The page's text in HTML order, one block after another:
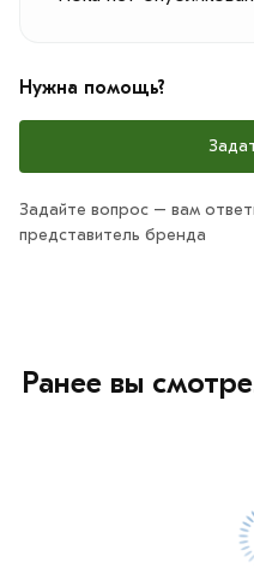
Нужна помощь?
Задайте вопрос – вам
представитель бренда
Ранее вы